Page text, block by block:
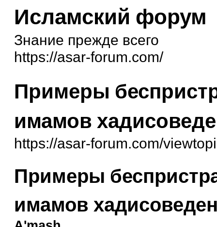
Исламский форум
Знание прежде всего
https://asar-forum.com/
Примеры
имамов
https://asar-forum.com/
Примеры
имамов